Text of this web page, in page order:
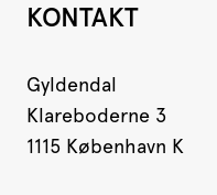
KONTAKT
Gyldendal
Klareboderne 3
1115 København K